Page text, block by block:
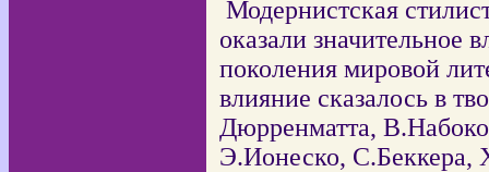
Модернистская
оказали значительное
поколения мировой
влияние сказалось в
Дюрренматта,
Э.Ионеско, С.Беккера,